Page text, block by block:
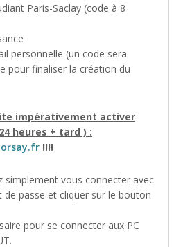
Paris-Saclay (code à 8
personnelle (un code sera
pour finaliser la création du
impérativement activer
heures + tard ) :
!!!!
simplement vous connecter avec
passe et cliquer sur le bouton
pour se connecter aux PC